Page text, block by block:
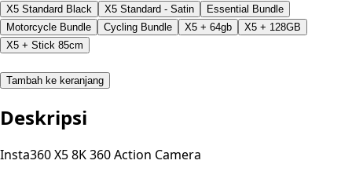
X5 Standard Black X5 Standard - Satin
Essential Bundle
Motorcycle Bundle
Cycling Bundle X5 + 64gb
X5 + 128GB
X5 + Stick 85cm
Tambah ke keranjang
Deskripsi
Insta360 X5 8K 360 Action Camera